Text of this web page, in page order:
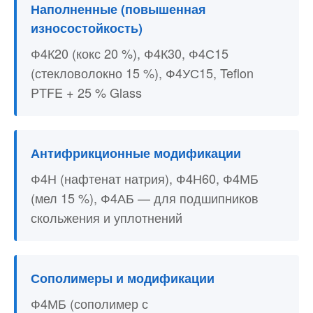
Наполненные (повышенная
износостойкость)
Ф4К20 (кокс 20 %), Ф4К30, Ф4С15
(стекловолокно 15 %), Ф4УС15, Teflon
PTFE + 25 % Glass
Антифрикционные модификации
Ф4Н (нафтенат натрия), Ф4Н60, Ф4МБ
(мел 15 %), Ф4АБ — для подшипников
скольжения и уплотнений
Сополимеры и модификации
Ф4МБ (сополимер с